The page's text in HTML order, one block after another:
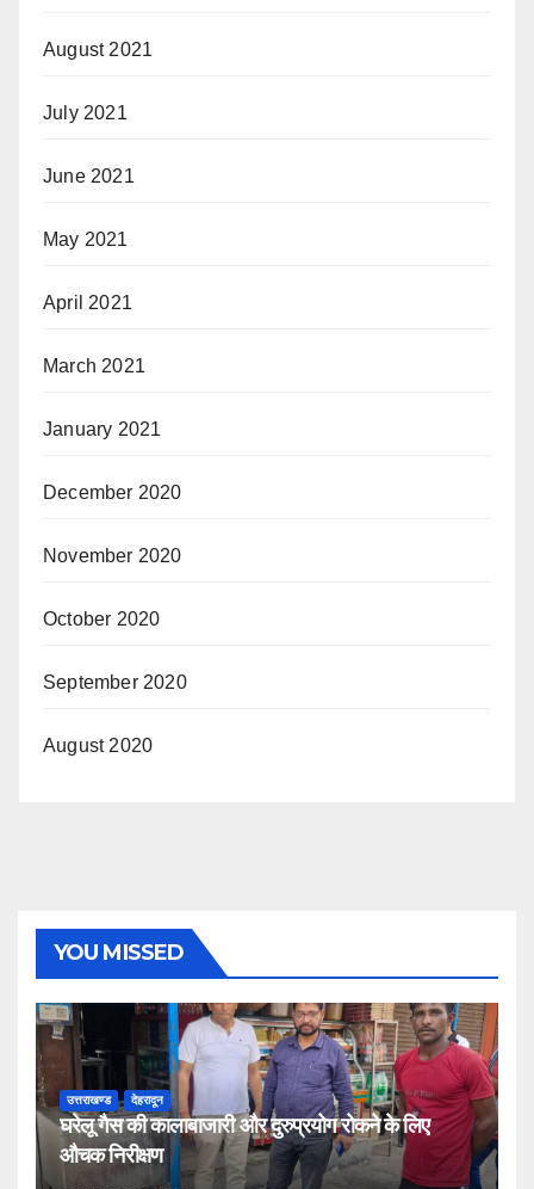
August 2021
July 2021
June 2021
May 2021
April 2021
March 2021
January 2021
December 2020
November 2020
October 2020
September 2020
August 2020
YOU MISSED
उत्तराखण्ड देहरादून
घरेलू गैस की कालाबाजारी और दुरुप्रयोग रोकने के लिए
औचक निरीक्षण